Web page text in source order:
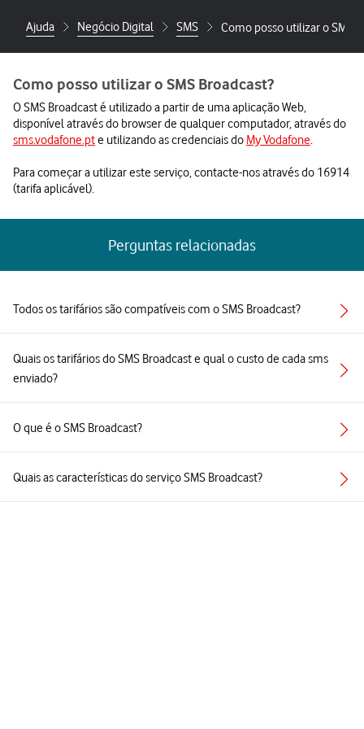
Ajuda Negócio Digital SMS Como posso utilizar o SMS
Como posso utilizar o SMS Broadcast?
O SMS Broadcast é utilizado a partir de uma aplicação Web,
disponível através do browser de qualquer computador, através do
sms.vodafone.pte utilizando as credenciais do My Vodafone.
Para começar a utilizar este serviço, contacte-nos através do 16914
(tarifa aplicável).
Perguntas relacionadas
Todos os tarifários são compatíveis com o SMS Broadcast?
Quais os tarifários do SMS Broadcast e qual o custo de cada sms
enviado?
O que é o SMS Broadcast?
Quais as características do serviço SMS Broadcast?